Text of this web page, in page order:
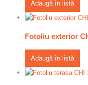
Adaugă în listă
Fotoliu exterior
Adaugă în listă